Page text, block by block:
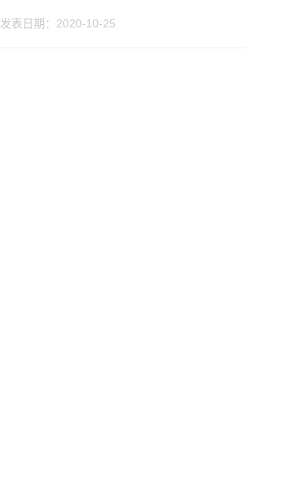
发表日期：2020-10-25